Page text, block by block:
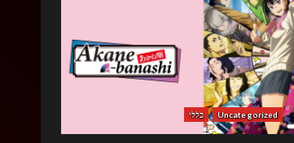
Uncategorized כללי